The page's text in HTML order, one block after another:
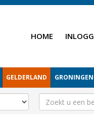
HOME
GELDERLAND GRONINGEN